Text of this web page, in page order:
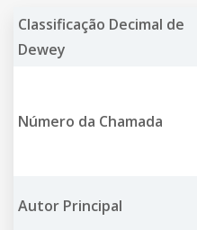
Classificação Decimal de
Dewey
Número da Chamada
Autor Principal